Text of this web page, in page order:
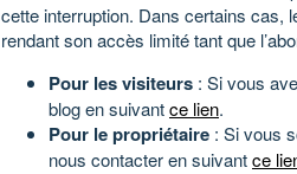
cette interruption. Dans certains cas,
rendant son accès limité tant que
Pour les visiteurs : Si vous
blog en suivantce lien.
Pour le propriétaire : Si vous
nous contacter en suivantce